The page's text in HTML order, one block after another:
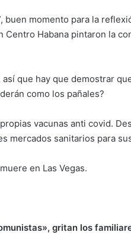
, buen momento para la
Centro Habana pintaron la
así que hay que demostrar
como los pañales?
vacunas anti covid.
mercados sanitarios para
en Las Vegas.
gritan los